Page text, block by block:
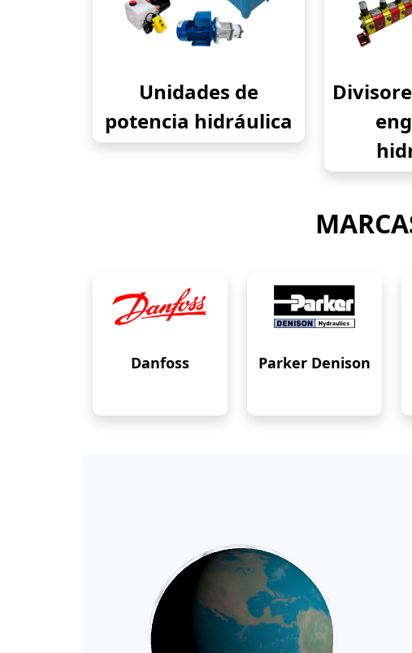
Unidades de
potencia hidráulica
Danfoss Parker Denison